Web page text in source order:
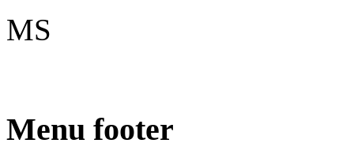
MS
Menu footer